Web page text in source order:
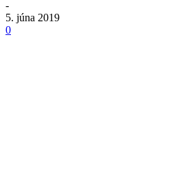
-
5. júna 2019
0